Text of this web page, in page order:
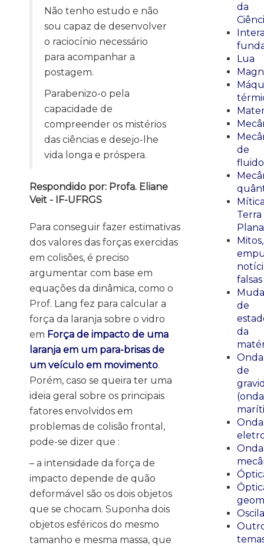
Não tenho estudo e não
sou capaz de desenvolver
o raciocínio necessário
para acompanhar a
postagem.
Parabenizo-o pela
capacidade de
compreender os mistérios
das ciências e desejo-lhe
vida longa e próspera.
Respondido por: Profa. Eliane
Veit - IF-UFRGS
Para conseguir fazer estimativas
dos valores das forças exercidas
em colisões, é preciso
argumentar com base em
equações da dinâmica, como o
Prof. Lang fez para calcular a
força da laranja sobre o vidro
em Força de impacto de uma
laranja em um para-brisas de
um veículo em movimento.
Porém, caso se queira ter uma
ideia geral sobre os principais
fatores envolvidos em
problemas de colisão frontal,
pode-se dizer que :
– a intensidade da força de
impacto depende de quão
deformável são os dois objetos
que se chocam. Suponha dois
objetos esféricos do mesmo
tamanho e mesma massa, que
da
Lua
de
Terra
Plana
Mitos,
falsas
de
da
de